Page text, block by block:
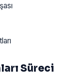
Süreci